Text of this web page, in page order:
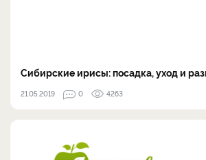
Сибирские ирисы: посадка, уход и
21.05.2019 0 4263